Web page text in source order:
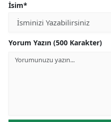
İsim*
Yorum Yazın (500 Karakter)